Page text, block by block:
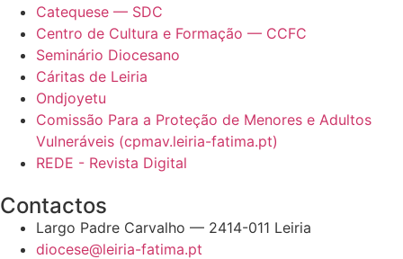
Catequese — SDC
Centro de Cultura e Formação — CCFC
Seminário Diocesano
Cáritas de Leiria
Ondjoyetu
Comissão Para a Proteção de Menores e Adultos
Vulneráveis (cpmav.leiria-fatima.pt)
REDE - Revista Digital
Contactos
Largo Padre Carvalho — 2414-011 Leiria
diocese@leiria-fatima.pt